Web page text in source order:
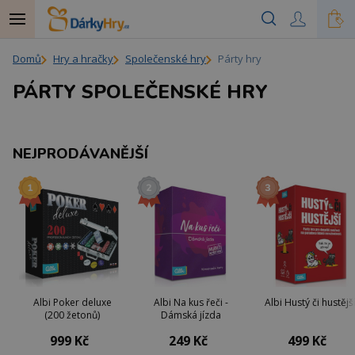
Domů Hry a hračky Společenské hry Párty hry
PÁRTY SPOLEČENSKÉ HRY
NEJPRODÁVANĚJŠÍ
Albi Poker deluxe
(200 žetonů)
999 Kč
Albi Na kus řeči -
Dámská jízda
249 Kč
Albi Hustý či hustější
499 Kč